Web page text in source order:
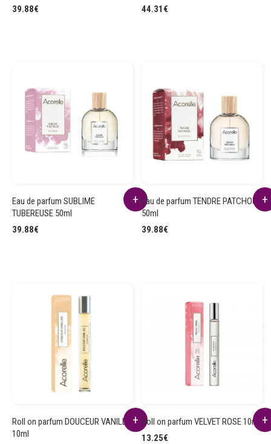
39.88€
44.31 €
Eau de parfum SUBLIME
TUBEREUSE 50ml
39.88€
Eau de parfum TENDRE PATCHOULI
50ml
39.88€
Roll on parfum DOUCEUR VANILLÉE
10ml
Roll on parfum VELVET ROSE 10ml
13.25€